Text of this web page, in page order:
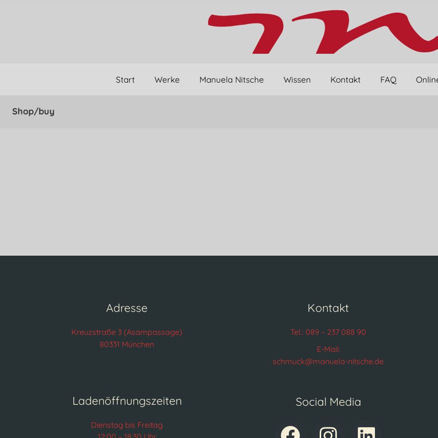
Start Werke Manuela Nitsche Wissen Kontakt FAQ
Shop/buy
Adresse
Kreuzstraße 3 (Asampassage)
80331 München
Ladenöffnungszeiten
Dienstag bis Freitag
Kontakt
Tel.: 089 – 237 088 90
E-Mail:
schmuck@manuela-nitsche.de
Social Media